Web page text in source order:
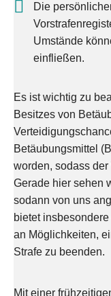
Die
Umstände
einfließen.
Es ist wichtig zu
Besitzes von
Betäubungsmittel
worden, sodass
Gerade hier sehen
sodann von uns
bietet
an Möglichkeiten,
Strafe zu beenden.
Mit einer